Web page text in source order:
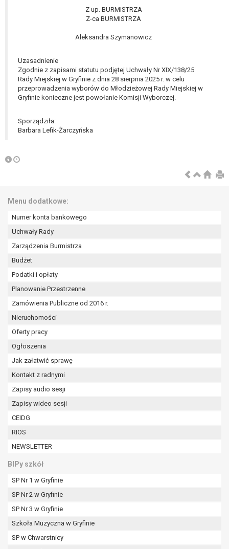
Z up. BURMISTRZA
Z-ca BURMISTRZA
Aleksandra Szymanowicz
Uzasadnienie
Zgodnie z zapisami statutu podjętej Uchwały Nr XIX/138/25
Rady Miejskiej w Gryfinie z dnia 28 sierpnia 2025 r. w celu
przeprowadzenia wyborów do Młodzieżowej Rady Miejskiej w
Gryfinie konieczne jest powołanie Komisji Wyborczej.
Sporządziła:
Barbara Lefik-Żarczyńska
Menu dodatkowe:
Numer konta bankowego
Uchwały Rady
Zarządzenia Burmistrza
Budżet
Podatki i opłaty
Planowanie Przestrzenne
Zamówienia Publiczne od 2016 r.
Nieruchomości
Oferty pracy
Ogłoszenia
Jak załatwić sprawę
Kontakt z radnymi
Zapisy audio sesji
Zapisy wideo sesji
CEIDG
RIOS
NEWSLETTER
BIPy szkół
SP Nr 1 w Gryfinie
SP Nr 2 w Gryfinie
SP Nr 3 w Gryfinie
Szkoła Muzyczna w Gryfinie
SP w Chwarstnicy
Pani/Pana dane nie będą poddawane
tym również profilowaniu.